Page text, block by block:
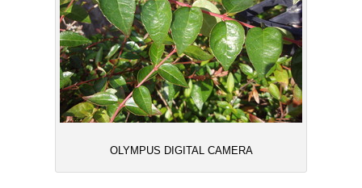
OLYMPUS DIGITAL CAMERA